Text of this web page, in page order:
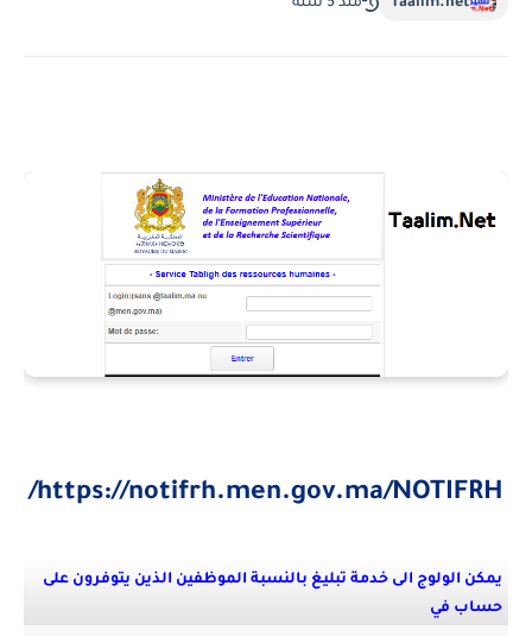
https://notifrh.men.gov.ma/NOTIFRH/
يمكن الولوج الى خدمة تبليغ بالنسبة الموظفين الذين يتوفرون على
حساب في